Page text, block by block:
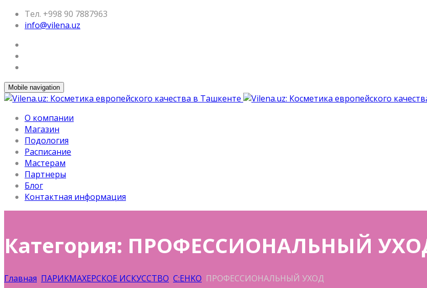
Тел. +998 90 7887963
info@vilena.uz
Mobile navigation
О компании
Магазин
Подология
Расписание
Мастерам
Партнеры
Блог
Контактная информация
Категория: ПРОФЕССИОНАЛЬНЫЙ
Главная ПАРИКМАХЕРСКОЕ ИСКУССТВО C:EHKO ПРОФЕССИОНАЛЬНЫЙ УХОД